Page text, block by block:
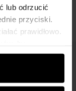
lub odrzucić
przyciski.
prawidłowo.
treści,
informujące o
o tym,